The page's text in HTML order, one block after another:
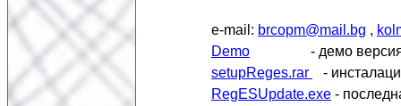
e-mail: brcopm@mail.bg ,
Demo - демо
setupReges.rar
-
RegESUpdate.exe -